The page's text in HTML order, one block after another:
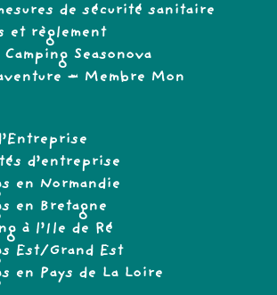
de sécurité sanitaire
et règlement
Seasonova
– Membre Mon
d’entreprise
en Normandie
en Bretagne
à l’Ile de Ré
Est/Grand Est
en Pays de La Loire